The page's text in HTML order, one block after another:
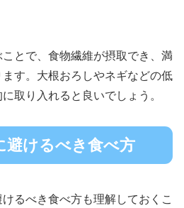
ことで、食物繊維が摂取でき、満
す。大根おろしやネギなどの低
取り入れると良いでしょう。
避けるべき食べ方
るべき食べ方も理解しておくこ